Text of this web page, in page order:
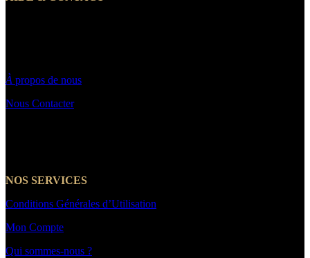
À propos de nous
Nous Contacter
NOS SERVICES
Conditions Générales d’Utilisation
Mon Compte
Qui sommes-nous ?